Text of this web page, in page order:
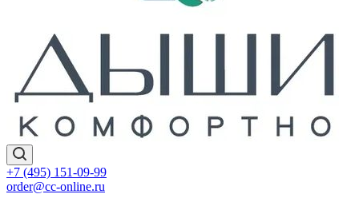
+7 (495) 151-09-99
order@cc-online.ru